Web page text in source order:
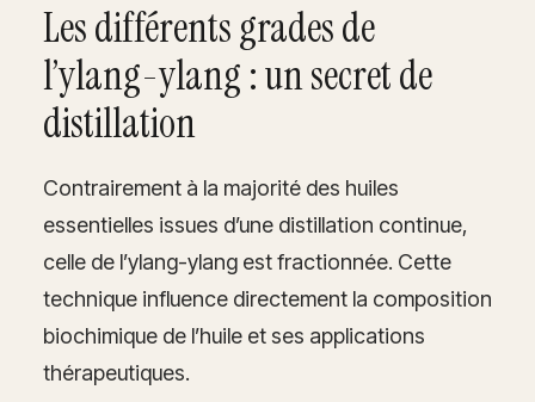
Les différents grades de
l’ylang-ylang : un secret de
distillation
Contrairement à la majorité des huiles
essentielles issues d’une distillation continue,
celle de l’ylang-ylang est fractionnée. Cette
technique influence directement la composition
biochimique de l’huile et ses applications
thérapeutiques.